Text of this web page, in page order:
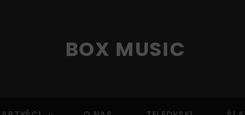
BOX MUSIC